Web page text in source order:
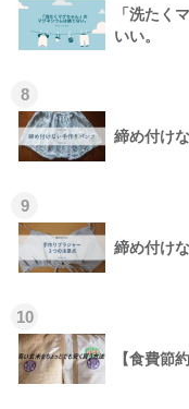
「洗たく
いい。
8
締め付け
9
締め付け
10
【食費節